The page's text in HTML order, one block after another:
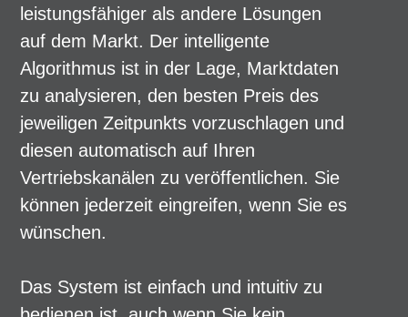
leistungsfähiger als andere Lösungen
auf dem Markt. Der intelligente
Algorithmus ist in der Lage, Marktdaten
zu analysieren, den besten Preis des
jeweiligen Zeitpunkts vorzuschlagen und
diesen automatisch auf Ihren
Vertriebskanälen zu veröffentlichen. Sie
können jederzeit eingreifen, wenn Sie es
wünschen.
Das System ist einfach und intuitiv zu